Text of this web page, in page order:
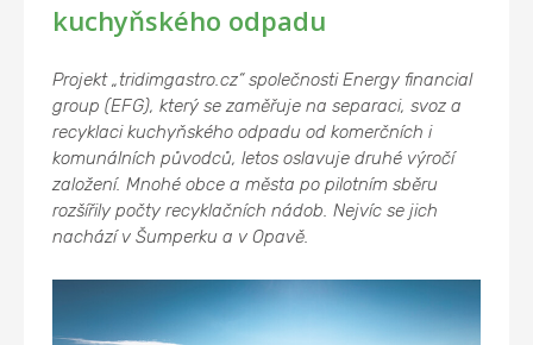
kuchyňského odpadu
Projekt „tridimgastro.cz“ společnosti Energy financial
group (EFG), který se zaměřuje na separaci, svoz a
recyklaci kuchyňského odpadu od komerčních i
komunálních původců, letos oslavuje druhé výročí
založení. Mnohé obce a města po pilotním sběru
rozšířily počty recyklačních nádob. Nejvíc se jich
nachází v Šumperku a v Opavě.